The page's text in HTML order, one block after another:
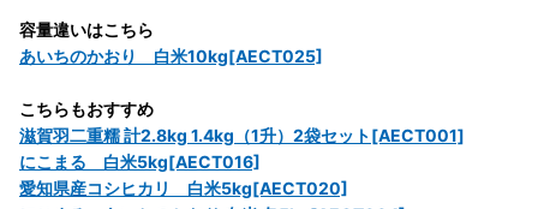
容量違いはこちら
あいちのかおり 白米10kg[AECT025]
こちらもおすすめ
滋賀羽二重糯 計2.8kg 1.4kg（1升）2袋セット[AECT001]
にこまる 白米5kg[AECT016]
愛知県産コシヒカリ 白米5kg[AECT020]